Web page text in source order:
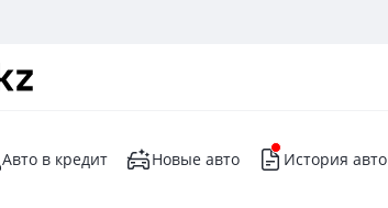
Авто в кредит Новые авто История авто